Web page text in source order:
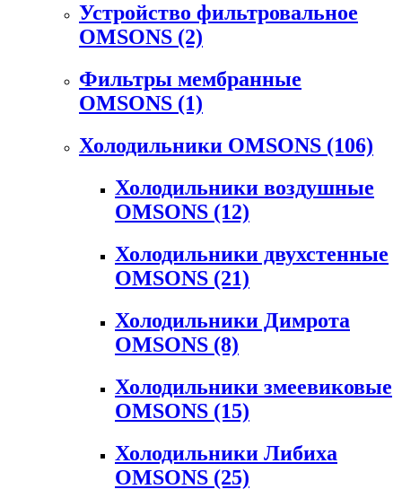
Устройство фильтровальное
OMSONS (2)
Фильтры мембранные
OMSONS (1)
Холодильники OMSONS (106)
Холодильники воздушные
OMSONS (12)
Холодильники двухстенные
OMSONS (21)
Холодильники Димрота
OMSONS (8)
Холодильники змеевиковые
OMSONS (15)
Холодильники Либиха
OMSONS (25)